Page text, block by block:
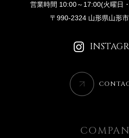
営業時間 10:00～17:00(火曜日
〒990-2324 山形県山形